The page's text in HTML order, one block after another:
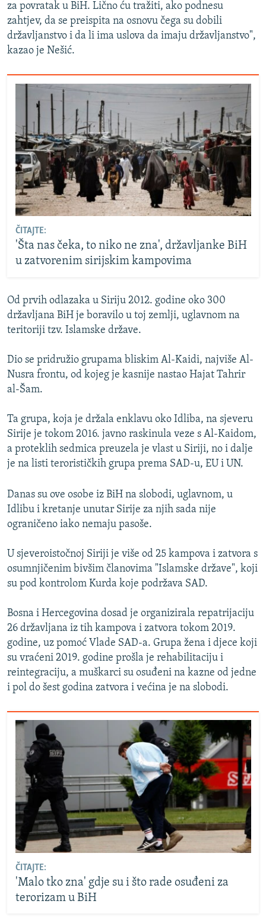
za povratak u BiH. Lično ću tražiti, ako podnesu
zahtjev, da se preispita na osnovu čega su dobili
državljanstvo i da li ima uslova da imaju državljanstvo",
kazao je Nešić.
ČITAJTE:
'Šta nas čeka, to niko ne zna', državljanke BiH
u zatvorenim sirijskim kampovima
Od prvih odlazaka u Siriju 2012. godine oko 300
državljana BiH je boravilo u toj zemlji, uglavnom na
teritoriji tzv. Islamske države.
Dio se pridružio grupama bliskim Al-Kaidi, najviše Al-
Nusra frontu, od kojeg je kasnije nastao Hajat Tahrir
al-Šam.
Ta grupa, koja je držala enklavu oko Idliba, na sjeveru
Sirije je tokom 2016. javno raskinula veze s Al-Kaidom,
a proteklih sedmica preuzela je vlast u Siriji, no i dalje
je na listi terorističkih grupa prema SAD-u, EU i UN.
Danas su ove osobe iz BiH na slobodi, uglavnom, u
Idlibu i kretanje unutar Sirije za njih sada nije
ograničeno iako nemaju pasoše.
U sjeveroistočnoj Siriji je više od 25 kampova i zatvora s
osumnjičenim bivšim članovima "Islamske države", koji
su pod kontrolom Kurda koje podržava SAD.
Bosna i Hercegovina dosad je organizirala repatrijaciju
26 državljana iz tih kampova i zatvora tokom 2019.
godine, uz pomoć Vlade SAD-a. Grupa žena i djece koji
su vraćeni 2019. godine prošla je rehabilitaciju i
reintegraciju, a muškarci su osuđeni na kazne od jedne
i pol do šest godina zatvora i većina je na slobodi.
ČITAJTE:
'Malo tko zna' gdje su i što rade osuđeni za
terorizam u BiH